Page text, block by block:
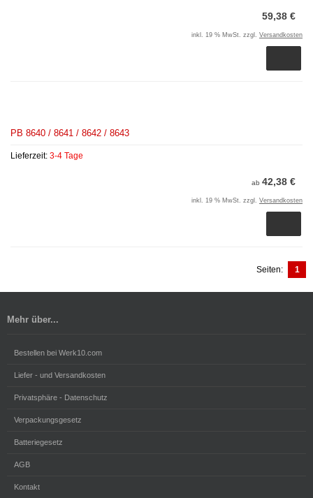
59,38 €
inkl. 19 % MwSt. zzgl. Versandkosten
PB 8640 / 8641 / 8642 / 8643
Lieferzeit: 3-4 Tage
ab 42,38 €
inkl. 19 % MwSt. zzgl. Versandkosten
Seiten: 1
Mehr über...
Bestellen bei Werk10.com
Liefer - und Versandkosten
Privatsphäre - Datenschutz
Verpackungsgesetz
Batteriegesetz
AGB
Kontakt